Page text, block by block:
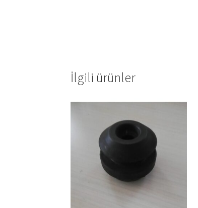
İlgili ürünler